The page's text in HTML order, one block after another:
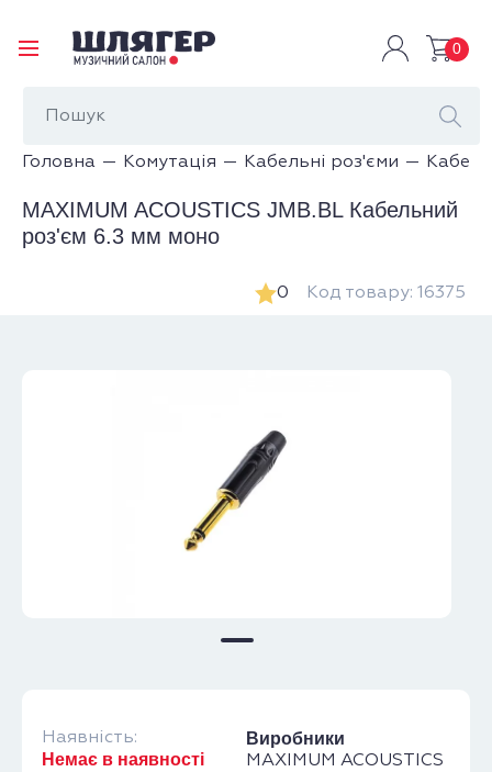
0
Головна Комутація Кабельні роз'єми
MAXIMUM ACOUSTICS JMB.BL Кабельний
роз'єм 6.3 мм моно
0 Код товару: 16375
Наявність:
Немає в наявності
Виробники
MAXIMUM ACOUSTICS